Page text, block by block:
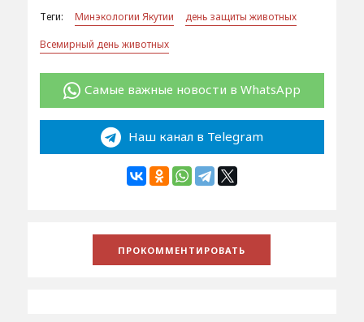
Теги: Минэкологии Якутии
день защиты животных
Всемирный день животных
Самые важные новости в WhatsApp
Наш канал в Telegram